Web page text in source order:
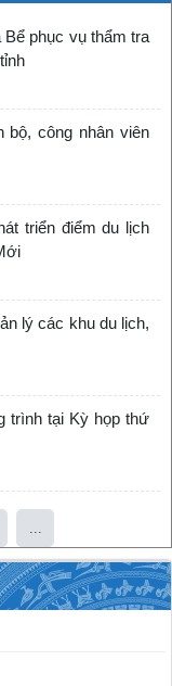
phục vụ thẩm tra
bộ, công nhân viên
triển điểm du lịch
lý các khu du lịch,
trình tại Kỳ họp thứ